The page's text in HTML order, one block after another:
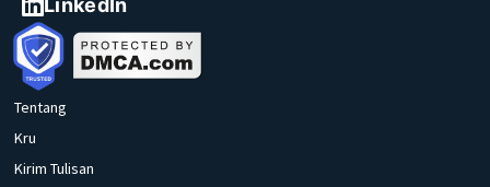
Tentang
Kru
Kirim Tulisan